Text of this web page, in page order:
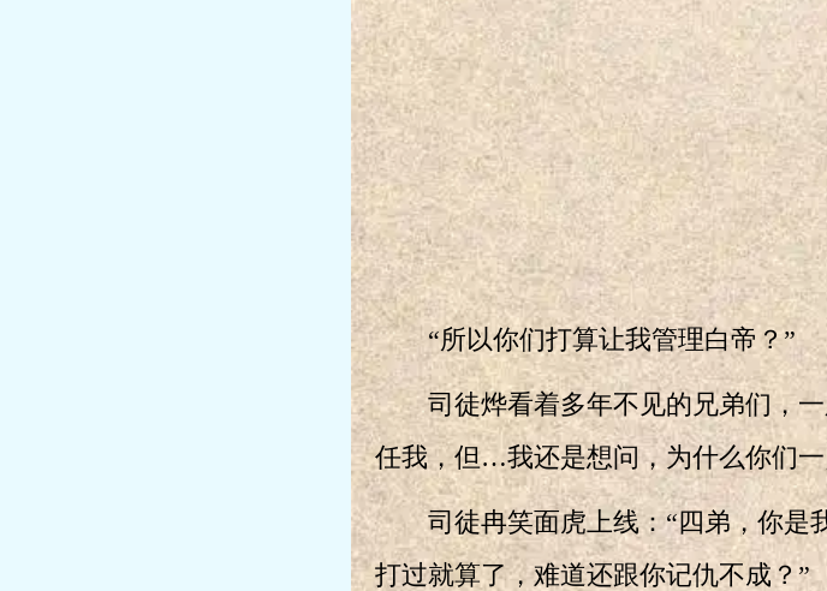
“所以你们打算让我管理白帝？”
司徒烨看着多年不见的兄弟们，一
任我，但…我还是想问，为什么你们
司徒冉笑面虎上线：“四弟，你是我
打过就算了，难道还跟你记仇不成？”